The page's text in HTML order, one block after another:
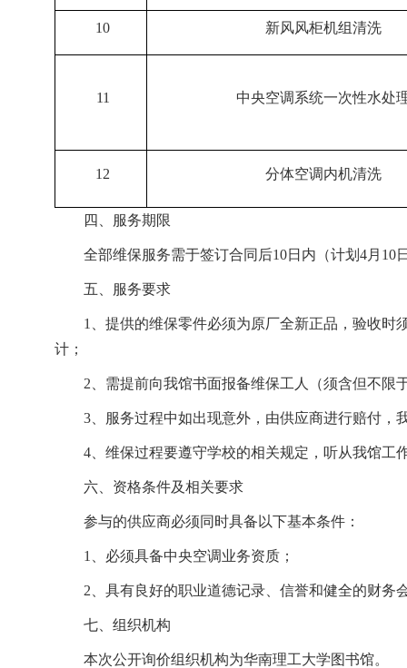
10 新风风柜机组清洗
11 中央空调系统一次性水处
12 分体空调内机清洗
四、服务期限
全部维保服务需于签订合同后10日内（计划4月10
五、服务要求
1、提供的维保零件必须为原厂全新正品，验收
计；
2、需提前向我馆书面报备维保工人（须含但不
3、服务过程中如出现意外，由供应商进行赔付，
4、维保过程要遵守学校的相关规定，听从我馆工
六、资格条件及相关要求
参与的供应商必须同时具备以下基本条件：
1、必须具备中央空调业务资质；
2、具有良好的职业道德记录、信誉和健全的财务
七、组织机构
本次公开询价组织机构为华南理工大学图书馆。